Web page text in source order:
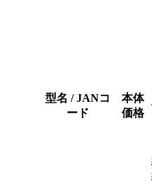
型名 / JANコ
ード
本体
価格